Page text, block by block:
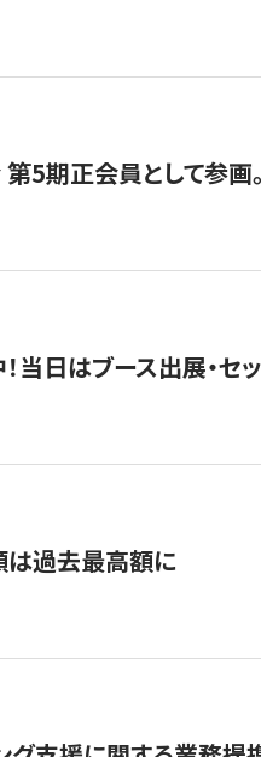
第5期正会員として参
当日はブース出展・セ
は過去最高額に